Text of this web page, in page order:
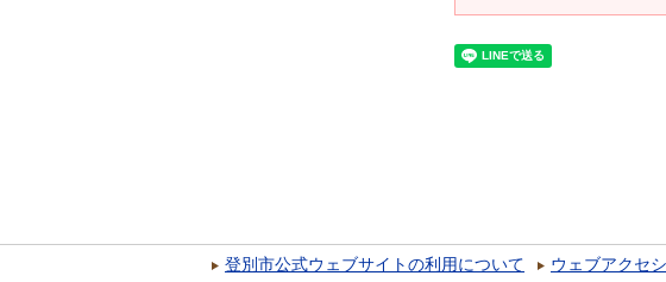
登別市公式ウェブサイトの利用について ウェブアクセ